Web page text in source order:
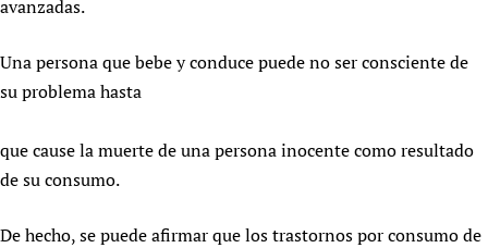
avanzadas.
Una persona que bebe y conduce puede no ser consciente de
su problema hasta
que cause la muerte de una persona inocente como resultado
de su consumo.
De hecho, se puede afirmar que los trastornos por consumo de